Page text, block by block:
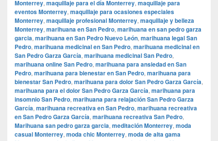
Monterrey, maquillaje para el día Monterrey, maquillaje para
eventos Monterrey, maquillaje para ocasiones especiales
Monterrey, maquillaje profesional Monterrey, maquillaje y belleza
Monterrey, marihuana en San Pedro, marihuana en san pedro garza
garcia, marihuana en San Pedro Nuevo León, marihuana legal San
Pedro, marihuana medicinal en San Pedro, marihuana medicinal en
San Pedro Garza García, marihuana medicinal San Pedro,
marihuana online San Pedro, marihuana para ansiedad en San
Pedro, marihuana para bienestar en San Pedro, marihuana para
bienestar San Pedro, marihuana para dolor San Pedro Garza García,
marihuana para el dolor San Pedro Garza García, marihuana para
insomnio San Pedro, marihuana para relajación San Pedro Garza
García, marihuana recreativa en San Pedro, marihuana recreativa
en San Pedro Garza García, marihuana recreativa San Pedro,
Marihuana san pedro garza garcia, meditación Monterrey, moda
casual Monterrey, moda chic Monterrey, moda de alta gama